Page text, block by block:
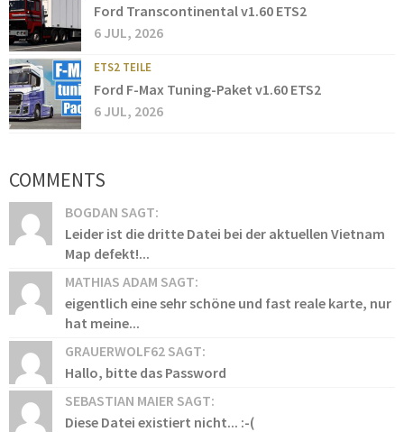
Ford Transcontinental v1.60 ETS2
6 JUL, 2026
ETS2 TEILE
Ford F-Max Tuning-Paket v1.60 ETS2
6 JUL, 2026
COMMENTS
BOGDAN SAGT:
Leider ist die dritte Datei bei der aktuellen Vietnam
Map defekt!...
MATHIAS ADAM SAGT:
eigentlich eine sehr schöne und fast reale karte, nur
hat meine...
GRAUERWOLF62 SAGT:
Hallo, bitte das Password
SEBASTIAN MAIER SAGT:
Diese Datei existiert nicht... :-(